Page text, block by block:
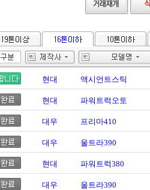
현대 액시언트스틱
현대 파워트럭오토
대우 프리마410
대우 울트라390
현대 파워트럭380
대우 울트라390